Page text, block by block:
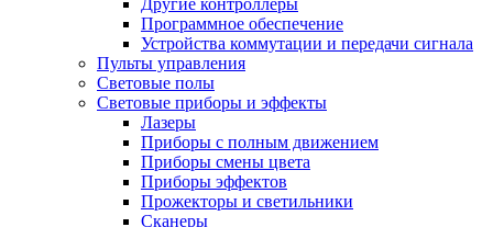
Другие контроллеры
Программное обеспечение
Устройства коммутации и передачи сигнала
Пульты управления
Световые полы
Световые приборы и эффекты
Лазеры
Приборы с полным движением
Приборы смены цвета
Приборы эффектов
Прожекторы и светильники
Сканеры